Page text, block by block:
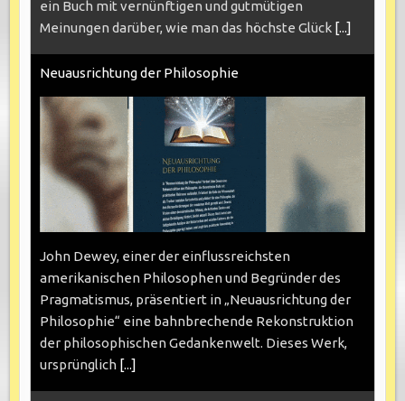
ein Buch mit vernünftigen und gutmütigen
Meinungen darüber, wie man das höchste Glück [...]
Neuausrichtung der Philosophie
John Dewey, einer der einflussreichsten
amerikanischen Philosophen und Begründer des
Pragmatismus, präsentiert in „Neuausrichtung der
Philosophie“ eine bahnbrechende Rekonstruktion
der philosophischen Gedankenwelt. Dieses Werk,
ursprünglich [...]